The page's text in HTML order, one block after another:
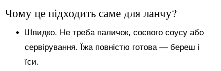
Чому це підходить саме для ланчу?
Швидко. Не треба паличок, соєвого соусу або
сервірування. Їжа повністю готова — береш і
їси.